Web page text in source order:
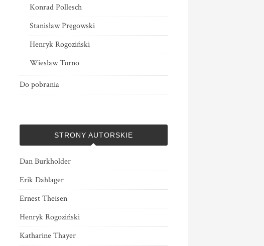
Konrad Pollesch
Stanisław Pręgowski
Henryk Rogoziński
Wiesław Turno
Do pobrania
STRONY AUTORSKIE
Dan Burkholder
Erik Dahlager
Ernest Theisen
Henryk Rogoziński
Katharine Thayer